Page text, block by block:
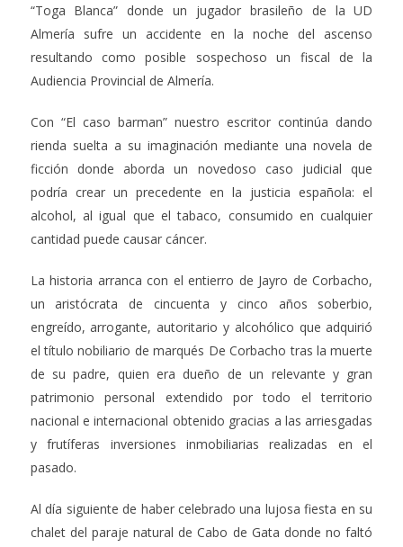
“Toga Blanca” donde un jugador brasileño de la UD
Almería sufre un accidente en la noche del ascenso
resultando como posible sospechoso un fiscal de la
Audiencia Provincial de Almería.
Con “El caso barman” nuestro escritor continúa dando
rienda suelta a su imaginación mediante una novela de
ficción donde aborda un novedoso caso judicial que
podría crear un precedente en la justicia española: el
alcohol, al igual que el tabaco, consumido en cualquier
cantidad puede causar cáncer.
La historia arranca con el entierro de Jayro de Corbacho,
un aristócrata de cincuenta y cinco años soberbio,
engreído, arrogante, autoritario y alcohólico que adquirió
el título nobiliario de marqués De Corbacho tras la muerte
de su padre, quien era dueño de un relevante y gran
patrimonio personal extendido por todo el territorio
nacional e internacional obtenido gracias a las arriesgadas
y frutíferas inversiones inmobiliarias realizadas en el
pasado.
Al día siguiente de haber celebrado una lujosa fiesta en su
chalet del paraje natural de Cabo de Gata donde no faltó